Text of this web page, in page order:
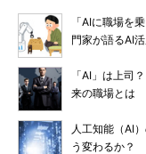
「AIに職場を
門家が語るAI
「AI」は上
来の職場とは
人工知能（AI
う変わるか？